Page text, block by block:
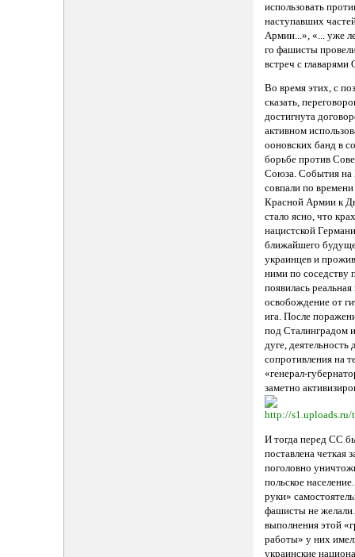
использовать
наступавших
Армии...», «... уже
го фашисты
встреч с
Во время этих, с
сказать,
достигнута
активном
ооновских банд в
борьбе против
Союза. События
совпали по
Красной Армии к
стало ясно, что
нацистской
ближайшего
украинцев и
ними по соседству
появилась
освобождение от
ига. После
под Сталинградом
дуге, деятельность
сопротивления на
«генерал-
заметно
И тогда перед СС
поставлена четкая
поголовно
польское
руки»
фашисты не
выполнения этой
работы» у них
украинские